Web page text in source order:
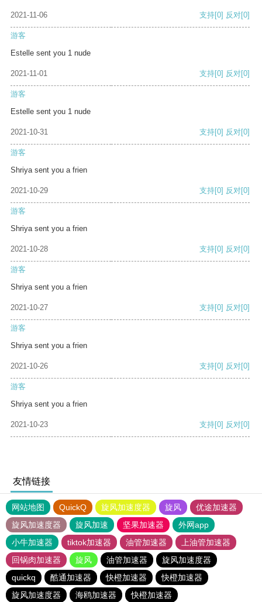
2021-11-06 支持[0] 反对[0]
游客
Estelle sent you 1 nude
2021-11-01 支持[0] 反对[0]
游客
Estelle sent you 1 nude
2021-10-31 支持[0] 反对[0]
游客
Shriya sent you a frien
2021-10-29 支持[0] 反对[0]
游客
Shriya sent you a frien
2021-10-28 支持[0] 反对[0]
游客
Shriya sent you a frien
2021-10-27 支持[0] 反对[0]
游客
Shriya sent you a frien
2021-10-26 支持[0] 反对[0]
游客
Shriya sent you a frien
2021-10-23 支持[0] 反对[0]
友情链接
网站地图 QuickQ 旋风加速度器 旋风
优途加速器
旋风加速度器
旋风加速 坚果加速器
外网app
小牛加速器
tiktok加速器 油管加速器
上油管加速器
回锅肉加速器
旋风 油管加速器
旋风加速度器
quickq
酷通加速器 快橙加速器
快橙加速器
旋风加速度器
海鸥加速器 快橙加速器